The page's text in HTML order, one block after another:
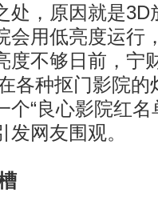
处，原因就是3D
会用低亮度运行
度不够日前，宁
各种抠门影院的
个“良心影院红
网友围观。